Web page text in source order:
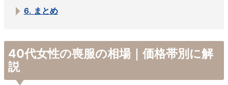
6. まとめ
40代女性の喪服の相場｜価格帯別に解
説